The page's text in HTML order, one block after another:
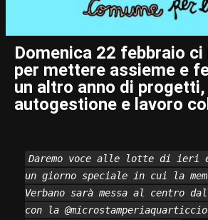
Domenica 22 febbraio
per mettere assieme e
un altro anno di progetti,
autogestione e lavoro
Daremo voce alle lotte di ieri
un giorno speciale in cui la
Verbano sarà messa al centro
con la